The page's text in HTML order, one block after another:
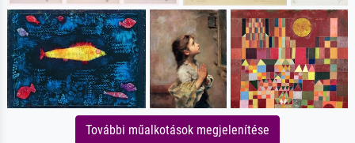
További műalkotások megjelenítése